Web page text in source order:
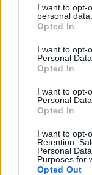
not limited to your
grant or deny
use your data for
consent section.
I want to opt-
personal data.
Opted In
I want to opt-
Personal Data.
Opted In
I want to opt-
Personal
Opted In
I want to opt-
Retention,
Personal
Purposes for
Opted Out
Cómo la crisis de
gasolina y el diésel
Lucía Herrera · 7 Ago 2026
FINANZAS